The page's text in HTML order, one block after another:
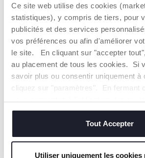
Ce site web utilise des cookies
statistiques), y compris de tiers, pour
publicités et des services
vos préférences ou afin d'améliorer
le site. En cliquant sur "accepter
au placement de tous les cookies. Si
savoir plus ou consentir uniquement à
cliquez sur "paramètres". En fermant
techniques, qui sont essentiels au
Tout Accepter
Utiliser uniquement les cookies
tricot
69,99 €
AJOUTER
tricot
39,99 €
2=3 2=3